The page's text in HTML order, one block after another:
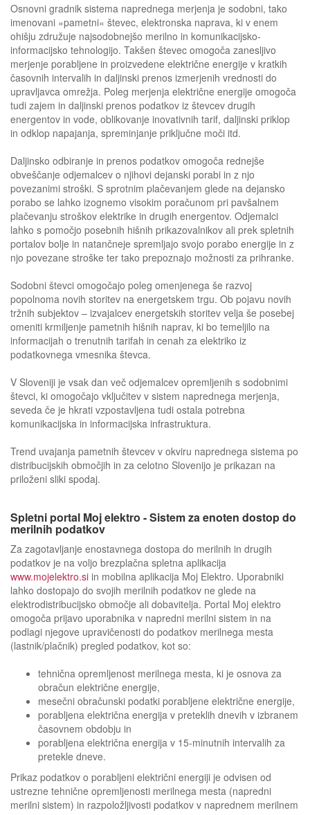
Osnovni gradnik sistema naprednega merjenja je sodobni, tako
imenovani »pametni« števec, elektronska naprava, ki v enem
ohišju združuje najsodobnejšo merilno in komunikacijsko-
informacijsko tehnologijo. Takšen števec omogoča zanesljivo
merjenje porabljene in proizvedene električne energije v kratkih
časovnih intervalih in daljinski prenos izmerjenih vrednosti do
upravljavca omrežja. Poleg merjenja električne energije omogoča
tudi zajem in daljinski prenos podatkov iz števcev drugih
energentov in vode, oblikovanje inovativnih tarif, daljinski priklop
in odklop napajanja, spreminjanje priključne moči itd.
Daljinsko odbiranje in prenos podatkov omogoča rednejše
obveščanje odjemalcev o njihovi dejanski porabi in z njo
povezanimi stroški. S sprotnim plačevanjem glede na dejansko
porabo se lahko izognemo visokim poračunom pri pavšalnem
plačevanju stroškov elektrike in drugih energentov. Odjemalci
lahko s pomočjo posebnih hišnih prikazovalnikov ali prek spletnih
portalov bolje in natančneje spremljajo svojo porabo energije in z
njo povezane stroške ter tako prepoznajo možnosti za prihranke.
Sodobni števci omogočajo poleg omenjenega še razvoj
popolnoma novih storitev na energetskem trgu. Ob pojavu novih
tržnih subjektov – izvajalcev energetskih storitev velja še posebej
omeniti krmiljenje pametnih hišnih naprav, ki bo temeljilo na
informacijah o trenutnih tarifah in cenah za elektriko iz
podatkovnega vmesnika števca.
V Sloveniji je vsak dan več odjemalcev opremljenih s sodobnimi
števci, ki omogočajo vključitev v sistem naprednega merjenja,
seveda če je hkrati vzpostavljena tudi ostala potrebna
komunikacijska in informacijska infrastruktura.
Trend uvajanja pametnih števcev v okviru naprednega sistema po
distribucijskih območjih in za celotno Slovenijo je prikazan na
priloženi sliki spodaj.
Spletni portal Moj elektro - Sistem za enoten dostop do
merilnih podatkov
Za zagotavljanje enostavnega dostopa do merilnih in drugih
podatkov je na voljo brezplačna spletna aplikacija
www.mojelektro.si in mobilna aplikacija Moj Elektro. Uporabniki
lahko dostopajo do svojih merilnih podatkov ne glede na
elektrodistribucijsko območje ali dobavitelja. Portal Moj elektro
omogoča prijavo uporabnika v napredni merilni sistem in na
podlagi njegove upravičenosti do podatkov merilnega mesta
(lastnik/plačnik) pregled podatkov, kot so:
tehnična opremljenost merilnega mesta, ki je osnova za
obračun električne energije,
mesečni obračunski podatki porabljene električne energije,
porabljena električna energija v preteklih dnevih v izbranem
časovnem obdobju in
porabljena električna energija v 15-minutnih intervalih za
pretekle dneve.
Prikaz podatkov o porabljeni električni energiji je odvisen od
ustrezne tehnične opremljenosti merilnega mesta (napredni
merilni sistem) in razpoložljivosti podatkov v naprednem merilnem